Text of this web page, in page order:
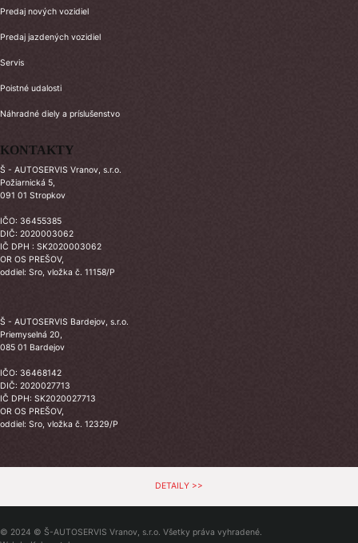
Predaj nových vozidiel
Predaj jazdených vozidiel
Servis
Poistné udalosti
Náhradné diely a príslušenstvo
KONTAKTY
Š - AUTOSERVIS Vranov, s.r.o.
Požiarnická 5,
091 01 Stropkov
IČO: 36455385
DIČ: 2020003062
IČ DPH : SK2020003062
OR OS PREŠOV,
oddiel: Sro, vložka č. 11158/P
Š - AUTOSERVIS Bardejov, s.r.o.
Priemyselná 20,
085 01 Bardejov
IČO: 36468142
DIČ: 2020027713
IČ DPH: SK2020027713
OR OS PREŠOV,
oddiel: Sro, vložka č. 12329/P
DETAILY >>
© 2024 © Š-AUTOSERVIS Vranov, s.r.o. Všetky práva vyhradené.